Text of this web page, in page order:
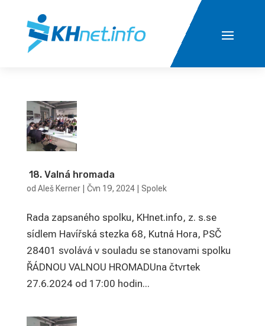
18. Valná hromada
od Aleš Kerner| Čvn 19, 2024| Spolek
Rada zapsaného spolku, KHnet.info, z. s.se
sídlem Havířská stezka 68, Kutná Hora, PSČ
28401 svolává v souladu se stanovami spolku
ŘÁDNOU VALNOU HROMADUna čtvrtek
27.6.2024 od 17:00 hodin...